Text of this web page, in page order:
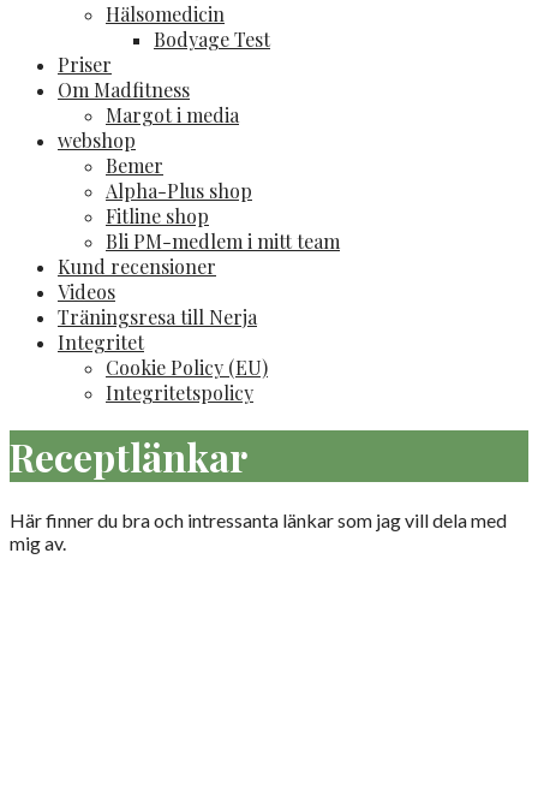
Hälsomedicin
Bodyage Test
Priser
Om Madfitness
Margot i media
webshop
Bemer
Alpha-Plus shop
Fitline shop
Bli PM-medlem i mitt team
Kund recensioner
Videos
Träningsresa till Nerja
Integritet
Cookie Policy (EU)
Integritetspolicy
Receptlänkar
Här finner du bra och intressanta länkar som jag vill dela med
mig av.